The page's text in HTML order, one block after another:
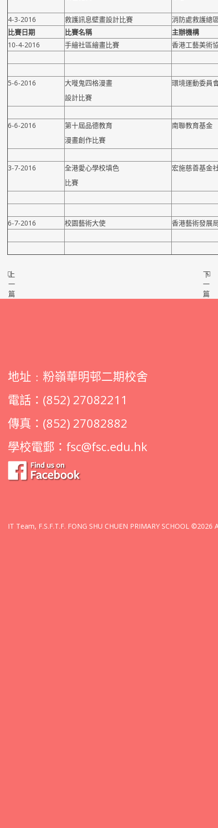
4-3-2016 救護訊息壁畫設計比賽
消防處救護總
比賽日期
比賽名稱
主辦機構
10-4-2016
手繪社區繪畫比賽 香港工藝美術
5-6-2016
大嘥鬼四格漫畫
設計比賽
環境運動委員
6-6-2016
第十屆品德教育
漫畫創作比賽
南聯教育基金
3-7-2016
全港愛心學校填色
比賽
宏施慈善基金
6-7-2016 校園藝術大使 香港藝術發展
上
一
篇
下
一
篇
地址﹕粉嶺華明邨二期校舍
電話：(852) 27082211
傳真：(852) 27082882
學校電郵： fsc@fsc.edu.hk
IT Team, F.S.F.T.F. FONG SHU CHUEN PRIMARY SCHOOL ©2026